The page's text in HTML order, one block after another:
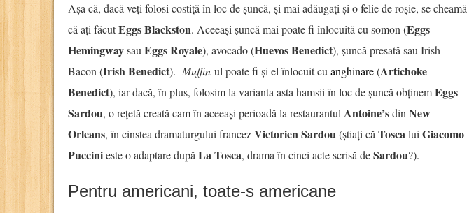
Așa că, dacă veți folosi costiță în loc de șuncă, și mai adăugați și o felie de roșie, se cheamă
că ați făcutEggs Blackston. Aceeași șuncă mai poate fi înlocuită cu somon (Eggs
Hemingwaysau Eggs Royale), avocado (Huevos Benedict), șuncă presată sau Irish
Bacon (Irish Benedict). Muffin-ul poate fi și el înlocuit cu anghinare(Artichoke
Benedict), iar dacă, în plus, folosim la varianta asta hamsii în loc de șuncă obținemEggs
Sardou, o rețetă creată cam în aceeași perioadă la restaurantul Antoine’sdin New
Orleans, în cinstea dramaturgului francezVictorien Sardou(știați că Toscalui Giacomo
Puccinieste o adaptare după La Tosca, drama în cinci acte scrisă deSardou?).
Pentru americani, toate-s americane